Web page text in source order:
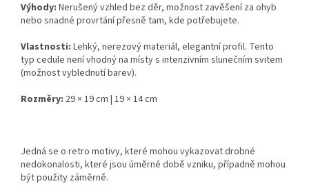
Výhody: Nerušený vzhled bez děr, možnost zavěšení za ohyb
nebo snadné provrtání přesně tam, kde potřebujete.
Vlastnosti: Lehký, nerezový materiál, elegantní profil. Tento
typ cedule není vhodný na místy s intenzivním slunečním svitem
(možnost vyblednutí barev).
Rozměry: 29 × 19 cm | 19 × 14 cm
Jedná se o retro motivy, které mohou vykazovat drobné
nedokonalosti, které jsou úměrné době vzniku, případně mohou
být použity záměrně.